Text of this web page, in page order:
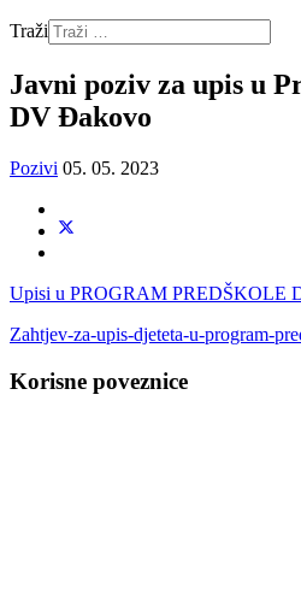
Traži
Javni poziv za upis u
DV Đakovo
Pozivi 05. 05. 2023
Upisi u PROGRAM PREDŠKOLE
Zahtjev-za-upis-djeteta-u-program-
Korisne poveznice